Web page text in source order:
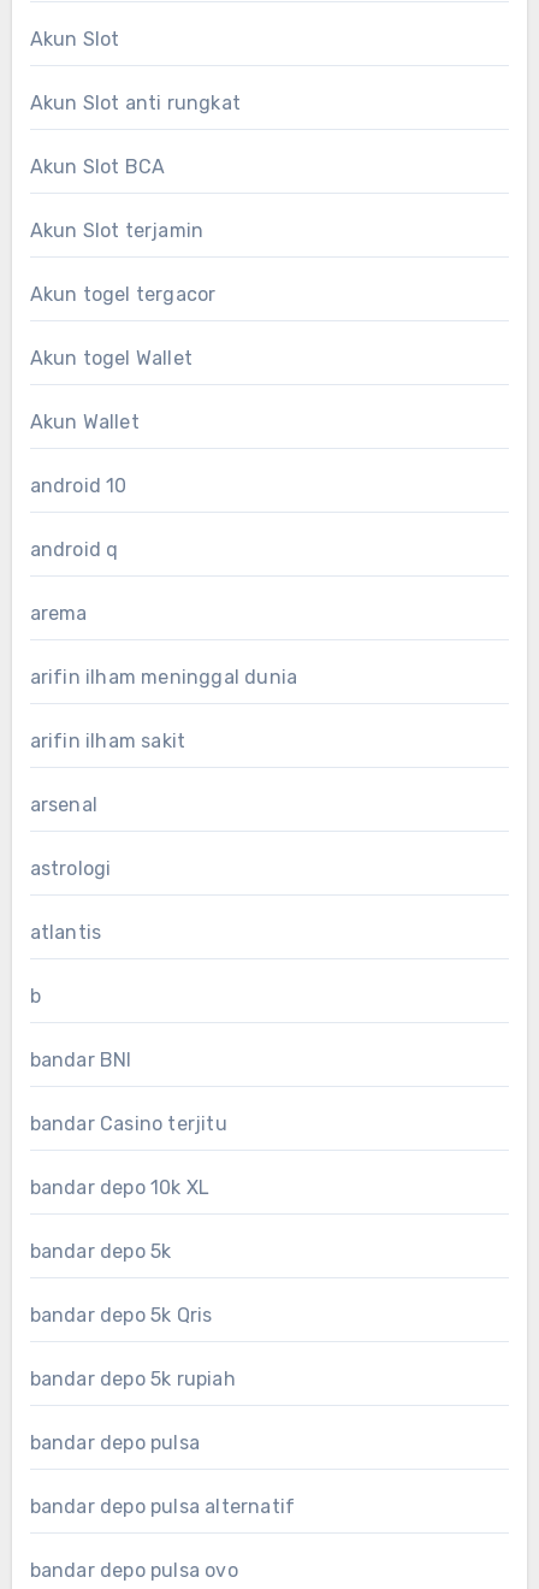
Akun Slot
Akun Slot anti rungkat
Akun Slot BCA
Akun Slot terjamin
Akun togel tergacor
Akun togel Wallet
Akun Wallet
android 10
android q
arema
arifin ilham meninggal dunia
arifin ilham sakit
arsenal
astrologi
atlantis
b
bandar BNI
bandar Casino terjitu
bandar depo 10k XL
bandar depo 5k
bandar depo 5k Qris
bandar depo 5k rupiah
bandar depo pulsa
bandar depo pulsa alternatif
bandar depo pulsa ovo